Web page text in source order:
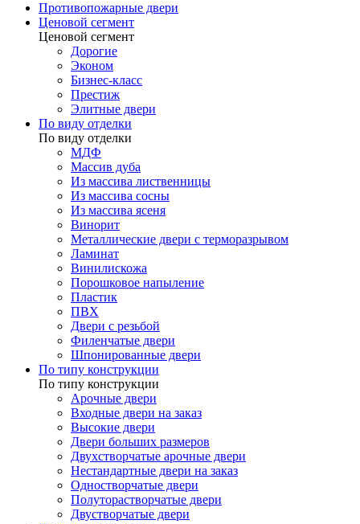
Противопожарные двери
Ценовой сегмент
Ценовой сегмент
Дорогие
Эконом
Бизнес-класс
Престиж
Элитные двери
По виду отделки
По виду отделки
МДФ
Массив дуба
Из массива лиственницы
Из массива сосны
Из массива ясеня
Винорит
Металлические двери с терморазрывом
Ламинат
Винилискожа
Порошковое напыление
Пластик
ПВХ
Двери с резьбой
Филенчатые двери
Шпонированные двери
По типу конструкции
По типу конструкции
Арочные двери
Входные двери на заказ
Высокие двери
Двери больших размеров
Двухстворчатые арочные двери
Нестандартные двери на заказ
Одностворчатые двери
Полуторастворчатые двери
Двустворчатые двери